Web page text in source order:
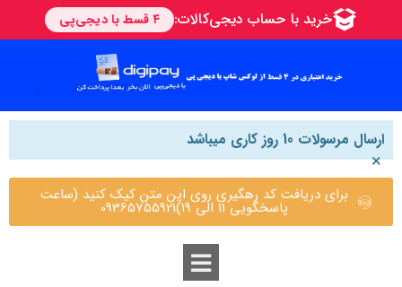
ارسال مرسولات 10 روز کاری میباشد
×
برای دریافت کد رهگیری روی این متن کیک کنید (ساعت
پاسخگویی 11 الی 19)09365755921